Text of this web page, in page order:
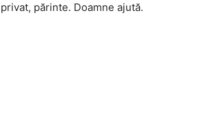
părinte. Doamne ajută.